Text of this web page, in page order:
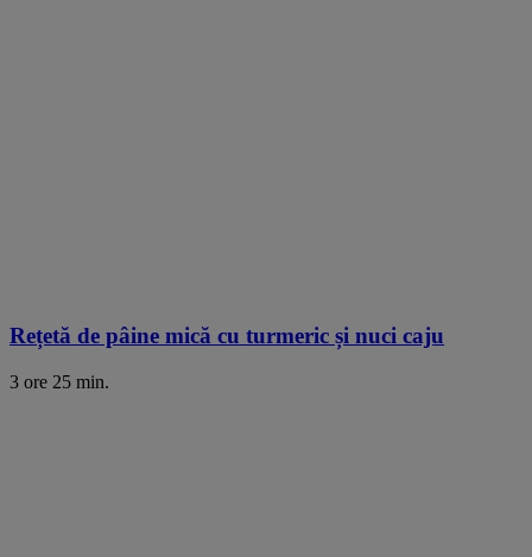
Rețetă de pâine mică cu turmeric și nuci caju
3 ore 25 min.